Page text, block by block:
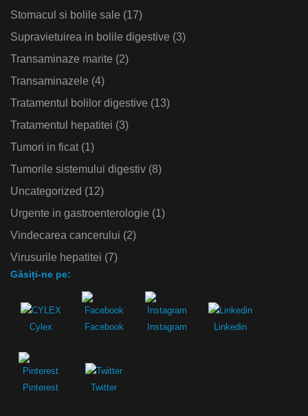
Stomacul si bolile sale (17)
Supravietuirea in bolile digestive (3)
Transaminaze marite (2)
Transaminazele (4)
Tratamentul bolilor digestive (13)
Tratamentul hepatitei (3)
Tumori in ficat(1)
Tumorile sistemului digestiv (8)
Uncategorized (12)
Urgente in gastroenterologie (1)
Vindecarea cancerului (2)
Virusurile hepatitei (7)
Găsiți-ne pe:
Cylex Facebook Instagram Linkedin
Pinterest Twitter